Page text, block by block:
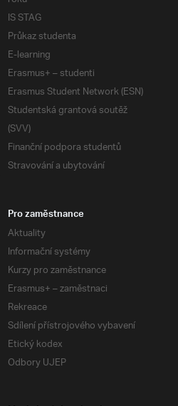
IS STAG
Průkaz studenta
E-learning
Erasmus+ – studenti
Erasmus Student Network (ESN)
Studentská grantová soutěž
(SVV)
Finanční podpora studentů
Stravování a ubytování
Pro zaměstnance
Aktuality
Informační systémy
Kurzy pro zaměstnance
Erasmus+ – zaměstnaci
Rekreace
Sdílení přístrojového vybavení
Etický kodex
Odbory UJEP